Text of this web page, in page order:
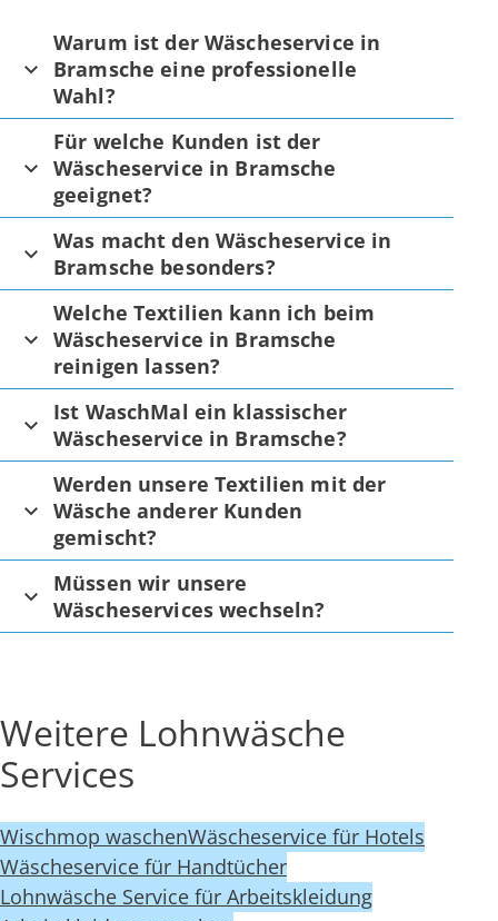
Warum ist der Wäscheservice in
Bramsche eine professionelle
Wahl?
Für welche Kunden ist der
Wäscheservice in Bramsche
geeignet?
Was macht den Wäscheservice in
Bramsche besonders?
Welche Textilien kann ich beim
Wäscheservice in Bramsche
reinigen lassen?
Ist WaschMal ein klassischer
Wäscheservice in Bramsche?
Werden unsere Textilien mit der
Wäsche anderer Kunden
gemischt?
Müssen wir unsere
Wäscheservices wechseln?
Weitere Lohnwäsche
Services
Wischmop waschenWäscheservice für Hotels
Wäscheservice für Handtücher
Lohnwäsche Service für Arbeitskleidung